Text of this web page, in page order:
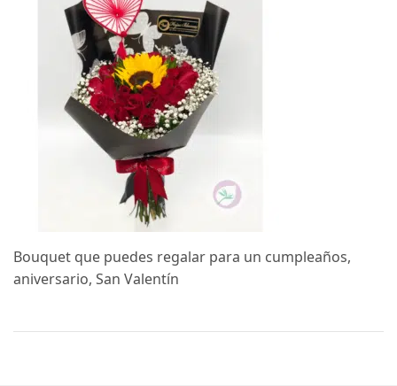
Bouquet que puedes regalar para un cumpleaños,
aniversario, San Valentín